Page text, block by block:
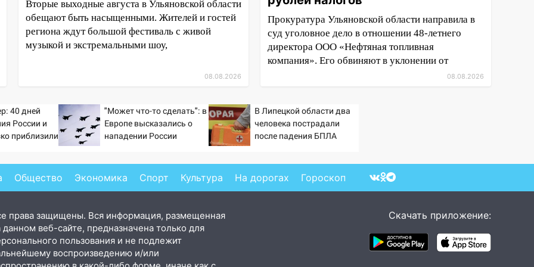
Вторые выходные августа в Ульяновской области
обещают быть насыщенными. Жителей и гостей
региона ждут большой фестиваль с живой
музыкой и экстремальными шоу,
08.08.2026
Прокуратура Ульяновской области направила в
суд уголовное дело в отношении 48-летнего
директора ООО «Нефтяная топливная
компания». Его обвиняют в уклонении от
08.08.2026
40 дней
России и
приблизили
"Может что-то сделать": в
Европе высказались о
нападении России
В Липецкой области два
человека пострадали
после падения БПЛА
Общество Экономика Спорт Культура На дорогах Гороскоп
права защищены. Вся информация, размещенная
данном веб-сайте, предназначена только для
пользования и не подлежит
воспроизведению и/или
Скачать приложение: